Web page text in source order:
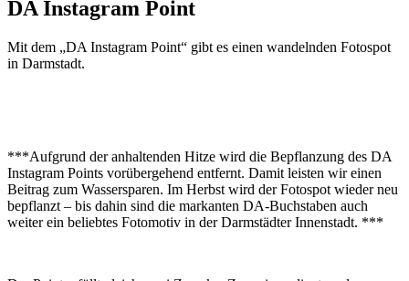
DA Instagram Point
Mit dem „DA Instagram Point“ gibt es einen wandelnden Fotospot
in Darmstadt.
***Aufgrund der anhaltenden Hitze wird die Bepflanzung des DA
Instagram Points vorübergehend entfernt. Damit leisten wir einen
Beitrag zum Wassersparen. Im Herbst wird der Fotospot wieder neu
bepflanzt – bis dahin sind die markanten DA-Buchstaben auch
weiter ein beliebtes Fotomotiv in der Darmstädter Innenstadt. ***